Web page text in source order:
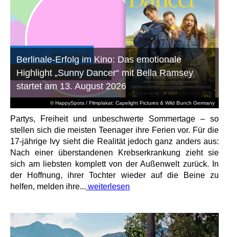
© HappySpots / Filmplakat: Capelight Pictures & Wild Bunch Germany
Berlinale-Erfolg im Kino: Das emotionale
Highlight „Sunny Dancer“ mit Bella Ramsey
startet am 13. August 2026
Partys, Freiheit und unbeschwerte Sommertage – so
stellen sich die meisten Teenager ihre Ferien vor. Für die
17-jährige Ivy sieht die Realität jedoch ganz anders aus:
Nach einer überstandenen Krebserkrankung zieht sie
sich am liebsten komplett von der Außenwelt zurück. In
der Hoffnung, ihrer Tochter wieder auf die Beine zu
helfen, melden ihre... weiterlesen